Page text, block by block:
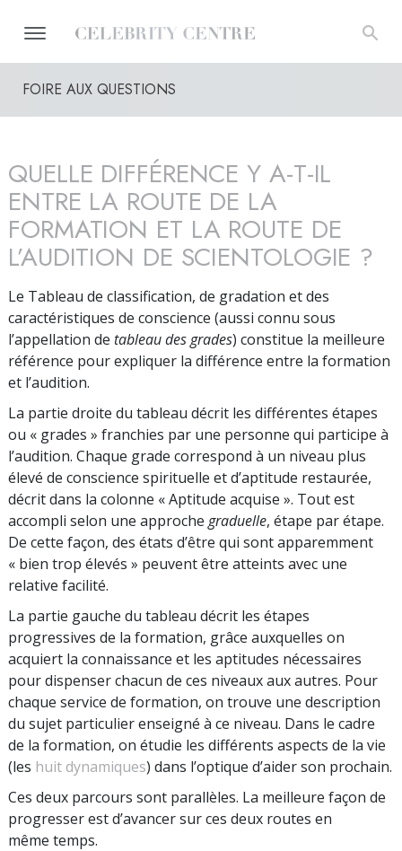
FOIRE AUX QUESTIONS
QUELLE DIFFÉRENCE Y A-T-IL
ENTRE LA ROUTE DE LA
FORMATION ET LA ROUTE DE
L’AUDITION DE SCIENTOLOGIE ?
Le Tableau de classification, de gradation et des
caractéristiques de conscience (aussi connu sous
l’appellation de tableau des grades) constitue la meilleure
référence pour expliquer la différence entre la formation
et l’audition.
La partie droite du tableau décrit les différentes étapes
ou « grades » franchies par une personne qui participe à
l’audition. Chaque grade correspond à un niveau plus
élevé de conscience spirituelle et d’aptitude restaurée,
décrit dans la colonne « Aptitude acquise ». Tout est
accompli selon une approche graduelle, étape par étape.
De cette façon, des états d’être qui sont apparemment
« bien trop élevés » peuvent être atteints avec une
relative facilité.
La partie gauche du tableau décrit les étapes
progressives de la formation, grâce auxquelles on
acquiert la connaissance et les aptitudes nécessaires
pour dispenser chacun de ces niveaux aux autres. Pour
chaque service de formation, on trouve une description
du sujet particulier enseigné à ce niveau. Dans le cadre
de la formation, on étudie les différents aspects de la vie
(les huit dynamiques) dans l’optique d’aider son prochain.
Ces deux parcours sont parallèles. La meilleure façon de
progresser est d’avancer sur ces deux routes en
même temps.